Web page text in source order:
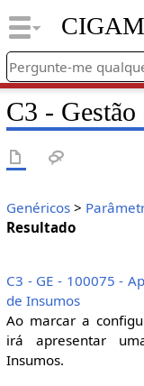
C3 -
Genéricos>
Resultado
C3 - GE - 100075 -
de Insumos
Ao marcar a
irá apresentar
Insumos.